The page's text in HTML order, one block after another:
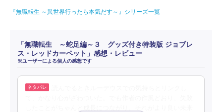
『無職転生 ～異世界行ったら本気だす～』シリーズ一覧
「無職転生 ～蛇足編～３ グッズ付き特装版 ジョブレ
ス・レッドカーペット」感想・レビュー
※ユーザーによる個人の感想です